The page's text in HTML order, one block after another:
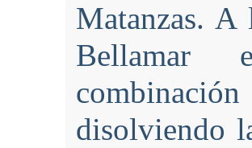
Matanzas.
Bellamar
disolviendo